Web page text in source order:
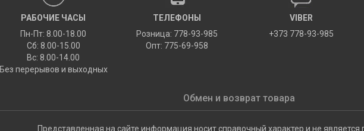
РАБОЧИЕ ЧАСЫ
Пн-Пт: 8.00-18.00
Сб: 8.00-15.00
Вс: 8.00-14.00
Без перерывов и выходных
ТЕЛЕФОНЫ
Розница: 778-93-985
Опт: 775-69-958
VIBER
+373 778-93-985
Обмен и возврат товара
Представленная на сайте информация носит справочный характер и не является